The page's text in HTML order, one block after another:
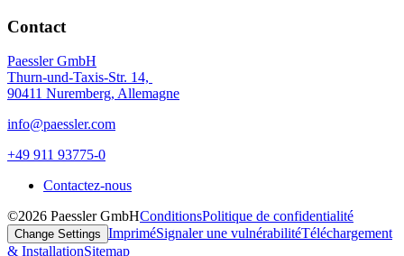
Contact
Paessler GmbH
Thurn-und-Taxis-Str. 14,
90411 Nuremberg, Allemagne
info@paessler.com
+49 911 93775-0
Contactez-nous
©2026 Paessler GmbHConditionsPolitique de confidentialité
Change Settings ImpriméSignaler une vulnérabilitéTéléchargement
& InstallationSitemap